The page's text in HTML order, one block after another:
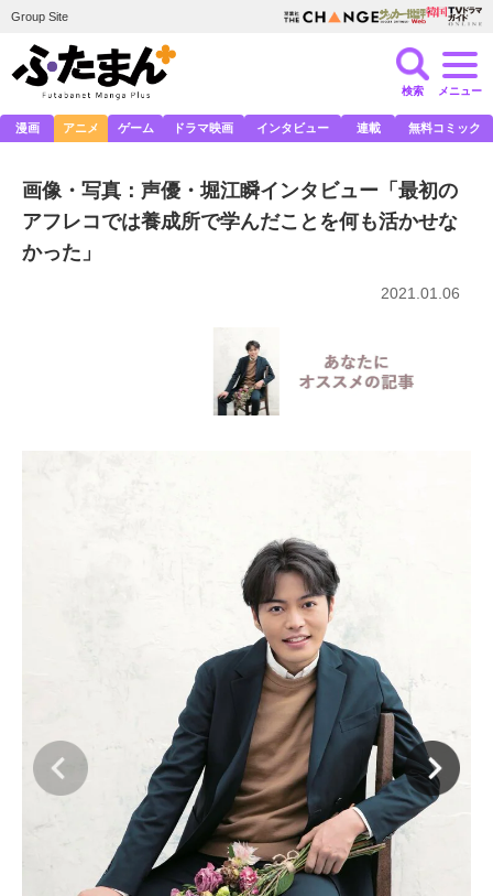
Group Site
検索 メニュー
漫画 アニメ ゲーム ドラマ映画 インタビュー 連載 無料コミック
画像・写真：声優・堀江瞬インタビュー「最初の
アフレコでは養成所で学んだことを何も活かせな
かった」
2021.01.06